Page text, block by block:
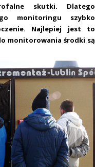
skutki. Dlatego
monitoringu szybko
Najlepiej jest to
monitorowania środki są